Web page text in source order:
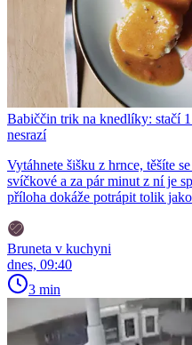
Babiččin trik na knedlíky: stačí
nesrazí
Vytáhnete šišku z hrnce, těšíte
svíčkové a za pár minut z ní je
příloha dokáže potrápit tolik
Bruneta v kuchyni
dnes, 09:40
3 min